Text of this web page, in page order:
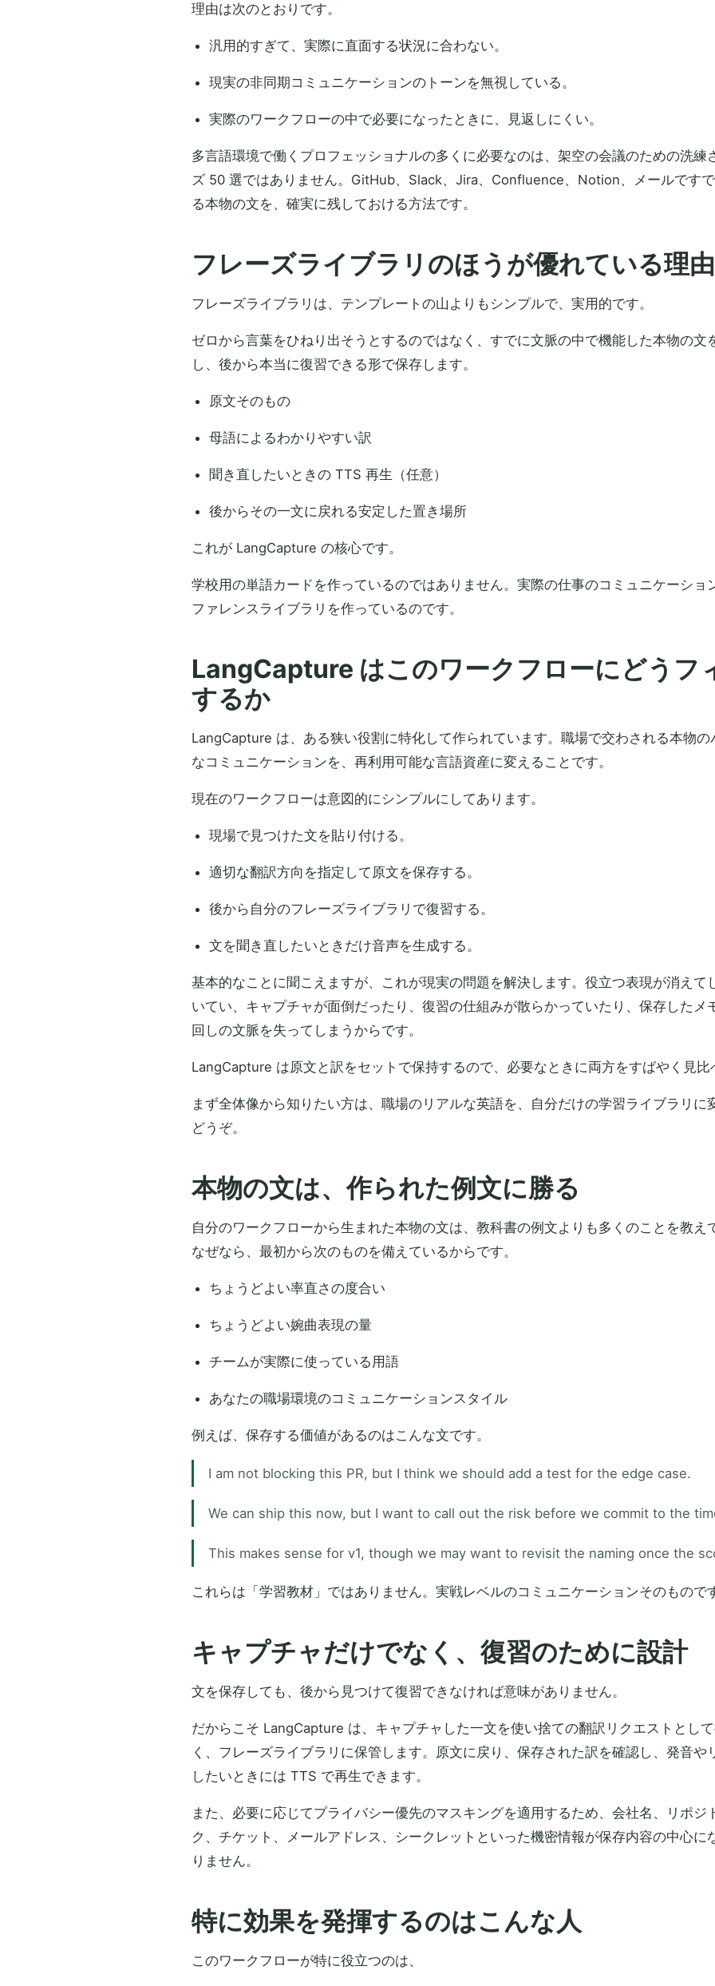
理由は次のとおりです。
汎用的すぎて、実際に直面する状況に合わない。
現実の非同期コミュニケーションのトーンを無視している。
実際のワークフローの中で必要になったときに、見返しにくい。
多言語環境で働くプロフェッショナルの多くに必要なのは、架空の会議のための洗練
ズ 50 選ではありません。GitHub、Slack、Jira、Confluence、Notion、メールです
る本物の文を、確実に残しておける方法です。
フレーズライブラリのほうが優れている理由
フレーズライブラリは、テンプレートの山よりもシンプルで、実用的です。
ゼロから言葉をひねり出そうとするのではなく、すでに文脈の中で機能した本物の文
し、後から本当に復習できる形で保存します。
原文そのもの
母語によるわかりやすい訳
聞き直したいときの TTS 再生（任意）
後からその一文に戻れる安定した置き場所
これが LangCapture の核心です。
学校用の単語カードを作っているのではありません。実際の仕事のコミュニケーショ
ファレンスライブラリを作っているのです。
LangCapture はこのワークフローにどうフ
するか
LangCapture は、ある狭い役割に特化して作られています。職場で交わされる本物の
なコミュニケーションを、再利用可能な言語資産に変えることです。
現在のワークフローは意図的にシンプルにしてあります。
現場で見つけた文を貼り付ける。
適切な翻訳方向を指定して原文を保存する。
後から自分のフレーズライブラリで復習する。
文を聞き直したいときだけ音声を生成する。
基本的なことに聞こえますが、これが現実の問題を解決します。役立つ表現が消えて
いてい、キャプチャが面倒だったり、復習の仕組みが散らかっていたり、保存したメ
回しの文脈を失ってしまうからです。
LangCapture は原文と訳をセットで保持するので、必要なときに両方をすばやく見比
まず全体像から知りたい方は、職場のリアルな英語を、自分だけの学習ライブラリに
どうぞ。
本物の文は、作られた例文に勝る
自分のワークフローから生まれた本物の文は、教科書の例文よりも多くのことを教え
なぜなら、最初から次のものを備えているからです。
ちょうどよい率直さの度合い
ちょうどよい婉曲表現の量
チームが実際に使っている用語
あなたの職場環境のコミュニケーションスタイル
例えば、保存する価値があるのはこんな文です。
I am not blocking this PR, but I think we should add a test for the edge case.
We can ship this now, but I want to call out the risk before we commit to the
This makes sense for v1, though we may want to revisit the naming once the
これらは「学習教材」ではありません。実戦レベルのコミュニケーションそのもので
キャプチャだけでなく、復習のために設計
文を保存しても、後から見つけて復習できなければ意味がありません。
だからこそ LangCapture は、キャプチャした一文を使い捨ての翻訳リクエストとし
く、フレーズライブラリに保管します。原文に戻り、保存された訳を確認し、発音や
したいときには TTS で再生できます。
また、必要に応じてプライバシー優先のマスキングを適用するため、会社名、リポジ
ク、チケット、メールアドレス、シークレットといった機密情報が保存内容の中心に
りません。
特に効果を発揮するのはこんな人
このワークフローが特に役立つのは、